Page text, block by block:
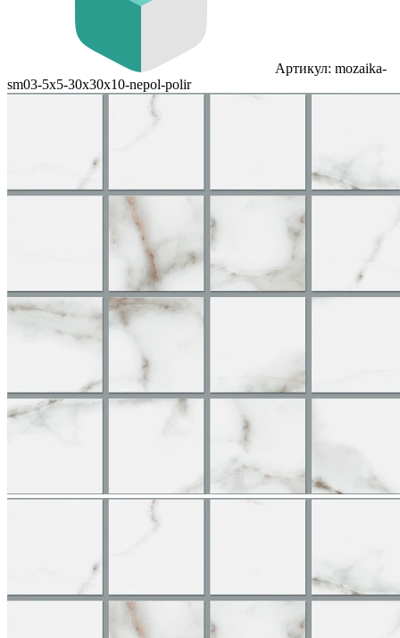
Артикул: mozaika-
sm03-5x5-30x30x10-nepol-polir